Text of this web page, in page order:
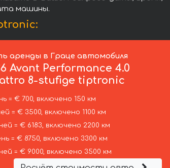
машины.
аренды в Граце автомобиля
Avant Performance 4.0
8-stufige tiptronic
= € 700, включено 150 км
= € 3500, включено 1100 км
= € 6183, включено 2200 км
= € 8750, включено 3300 км
= € 9000, включено 3500 км